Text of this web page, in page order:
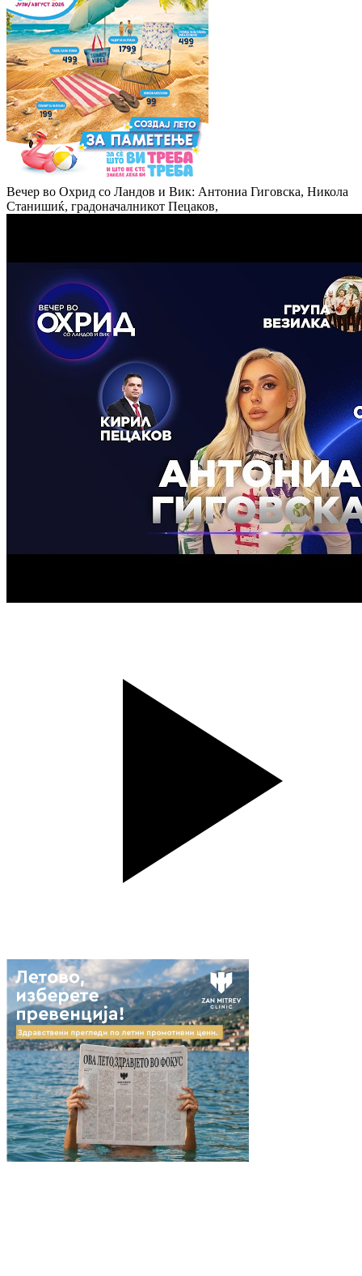
Вечер во Охрид со Ландов и Вик: Антониа Гиговска, Никола
Станишиќ, градоначалникот Пецаков,